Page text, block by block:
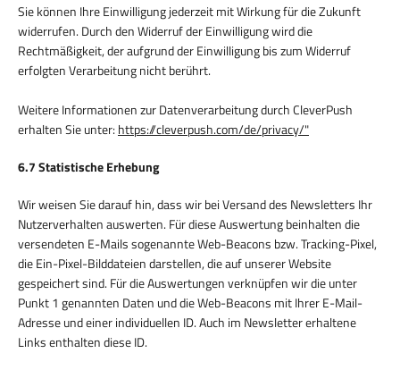
Sie können Ihre Einwilligung jederzeit mit Wirkung für die Zukunft
widerrufen. Durch den Widerruf der Einwilligung wird die
Rechtmäßigkeit, der aufgrund der Einwilligung bis zum Widerruf
erfolgten Verarbeitung nicht berührt.
Weitere Informationen zur Datenverarbeitung durch CleverPush
erhalten Sie unter: https://cleverpush.com/de/privacy/"
6.7 Statistische Erhebung
Wir weisen Sie darauf hin, dass wir bei Versand des Newsletters Ihr
Nutzerverhalten auswerten. Für diese Auswertung beinhalten die
versendeten E-Mails sogenannte Web-Beacons bzw. Tracking-Pixel,
die Ein-Pixel-Bilddateien darstellen, die auf unserer Website
gespeichert sind. Für die Auswertungen verknüpfen wir die unter
Punkt 1 genannten Daten und die Web-Beacons mit Ihrer E-Mail-
Adresse und einer individuellen ID. Auch im Newsletter erhaltene
Links enthalten diese ID.